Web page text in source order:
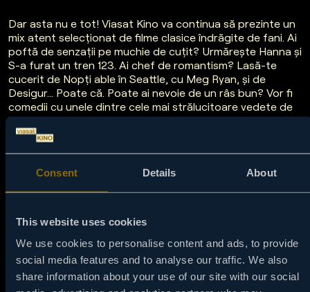
Consent Details About
This website uses cookies
We use cookies to personalise content and ads, to provide
social media features and to analyse our traffic. We also
share information about your use of our site with our social
Dar asta nu e tot! Viasat Kino va continua să prezinte un
mix atent selecționat de filme clasice îndrăgite de fani. Ai
poftă de senzații pe muchie de cuțit? Urmărește Hanna și
S-a furat un tren 123. Ai chef de romantism? Lasă-te
cucerit de Nopți able în Seattle, cu Meg Ryan, și de
Desigur… Poate că. Poate ai nevoie de un râs bun? Vor fi
comedii cu unele dintre cele mai strălucitoare vedete de
la Hollywood, precum Adam Sandler în Un Crăciun de
pomină, și Julia Roberts în Răsfățații Americii.
Pelicule reconfortante precum Azi 13, mâine 30, Mereu la
prima întâlnire și Camerista vor încălzi inimile, iar drame
captivante, precum premiatele Părăsind Las Vegas, Un
reflecteze mult după ce genericul de final. Nu au fost
călători în necunoscut cu Omul bicentenar, Bărbați în
negru II și 3. Poveștile sincere strălucesc în O zi minunată
în cartier, cu incomparabilul Tom Hanks, dar și în Ce vrăji a